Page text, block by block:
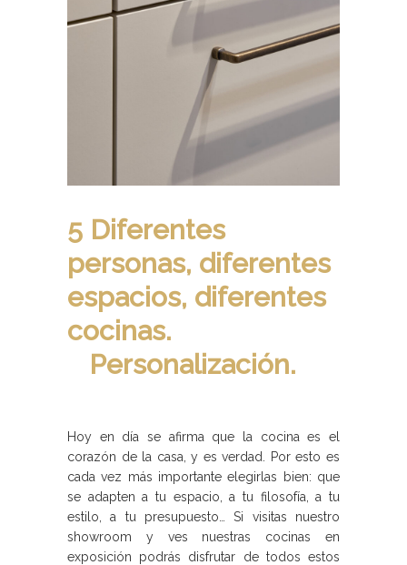
5 Diferentes
personas, diferentes
espacios, diferentes
cocinas.
Personalización.
Hoy en día se afirma que la cocina es el
corazón de la casa, y es verdad. Por esto es
cada vez más importante elegirlas bien: que
se adapten a tu espacio, a tu filosofía, a tu
estilo, a tu presupuesto… Si visitas nuestro
showroom y ves nuestras cocinas en
exposición podrás disfrutar de todos estos